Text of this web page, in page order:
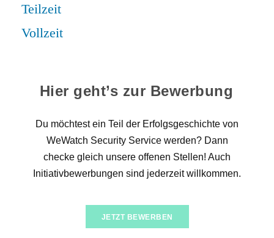
Teilzeit
Vollzeit
Hier geht’s zur Bewerbung
Du möchtest ein Teil der Erfolgsgeschichte von
WeWatch Security Service werden? Dann
checke gleich unsere offenen Stellen! Auch
Initiativbewerbungen sind jederzeit willkommen.
JETZT BEWERBEN